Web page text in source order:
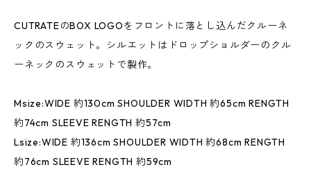
CUTRATEのBOX LOGOをフロントに落とし込んだクルーネ
ックのスウェット。シルエットはドロップショルダーのクル
ーネックのスウェットで製作。
Msize:WIDE 約130cm SHOULDER WIDTH 約65cm RENGTH
約74cm SLEEVE RENGTH 約57cm
Lsize:WIDE 約136cm SHOULDER WIDTH 約68cm RENGTH
約76cm SLEEVE RENGTH 約59cm